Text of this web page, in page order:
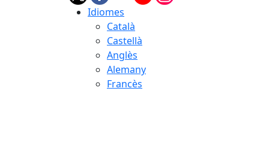
Idiomes
Català
Castellà
Anglès
Alemany
Francès